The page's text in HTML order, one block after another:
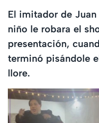
El imitador de
niño le robara el
presentación,
terminó pisándole
llore.